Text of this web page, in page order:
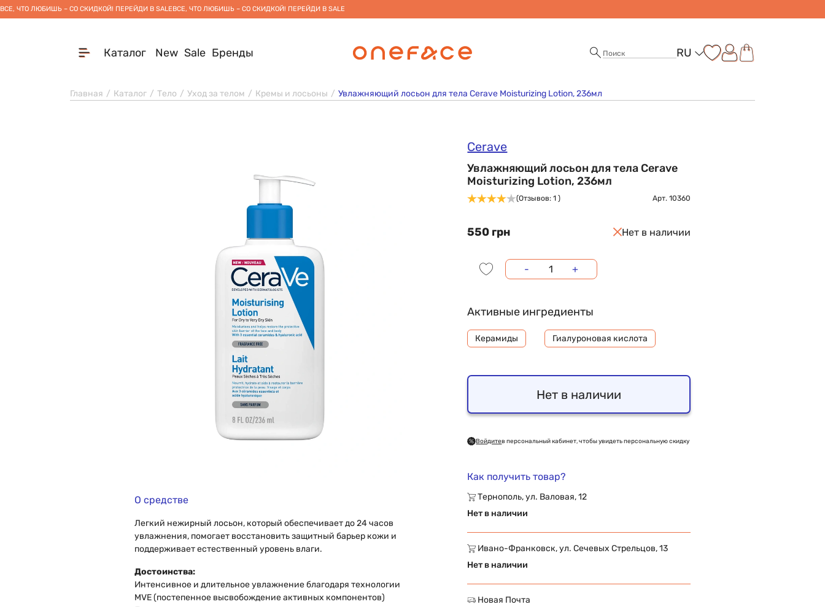
ВСЕ, ЧТО ЛЮБИШЬ – СО СКИДКОЙ! ПЕРЕЙДИ В SALEВСЕ, ЧТО ЛЮБИШЬ – СО СКИДКОЙ! ПЕРЕЙДИ В SALE
Каталог New Sale Бренды RU
Главная Каталог Тело Уход за телом Кремы и лосьоны Увлажняющий лосьон для тела Cerave Moisturizing Lotion, 236мл
О средстве
Легкий нежирный лосьон, который обеспечивает до 24 часов
увлажнения, помогает восстановить защитный барьер кожи и
поддерживает естественный уровень влаги.
Достоинства:
Интенсивное и длительное увлажнение благодаря технологии
MVE (постепенное высвобождение активных компонентов)
Cerave
Увлажняющий лосьон для тела Cerave
Moisturizing Lotion, 236мл
(Отзывов: 1 ) Арт. 10360
550 грн Нет в наличии
- +
Активные ингредиенты
Керамиды Гиалуроновая кислота
Нет в наличии
Войдитев персональный кабинет, чтобы увидеть персональную скидку
Как получить товар?
Тернополь, ул. Валовая, 12
Нет в наличии
Ивано-Франковск, ул. Сечевых Стрельцов, 13
Нет в наличии
Новая Почта